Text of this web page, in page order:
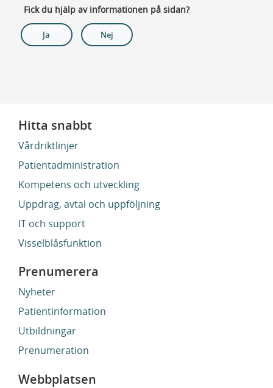
Fick du hjälp av informationen på sidan?
Ja Nej
Hitta snabbt
Vårdriktlinjer
Patientadministration
Kompetens och utveckling
Uppdrag, avtal och uppföljning
IT och support
Visselblåsfunktion
Prenumerera
Nyheter
Patientinformation
Utbildningar
Prenumeration
Webbplatsen